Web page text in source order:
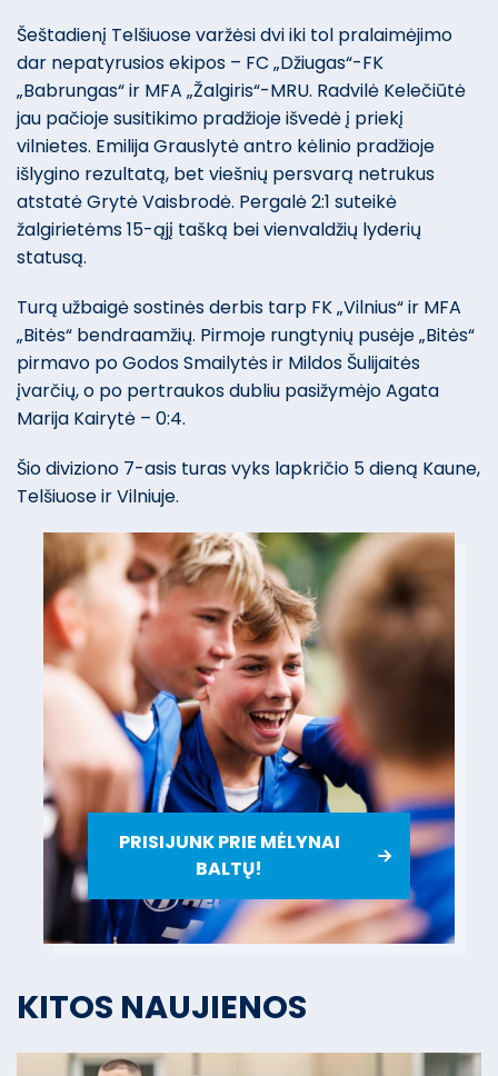
Šeštadienį Telšiuose varžėsi dvi iki tol pralaimėjimo
dar nepatyrusios ekipos – FC „Džiugas“-FK
„Babrungas“ ir MFA „Žalgiris“-MRU. Radvilė Kelečiūtė
jau pačioje susitikimo pradžioje išvedė į priekį
vilnietes. Emilija Grauslytė antro kėlinio pradžioje
išlygino rezultatą, bet viešnių persvarą netrukus
atstatė Grytė Vaisbrodė. Pergalė 2:1 suteikė
žalgirietėms 15-ąjį tašką bei vienvaldžių lyderių
statusą.
Turą užbaigė sostinės derbis tarp FK „Vilnius“ ir MFA
„Bitės“ bendraamžių. Pirmoje rungtynių pusėje „Bitės“
pirmavo po Godos Smailytės ir Mildos Šulijaitės
įvarčių, o po pertraukos dubliu pasižymėjo Agata
Marija Kairytė – 0:4.
Šio diviziono 7-asis turas vyks lapkričio 5 dieną Kaune,
Telšiuose ir Vilniuje.
PRISIJUNK PRIE MĖLYNAI
BALTŲ!
KITOS NAUJIENOS